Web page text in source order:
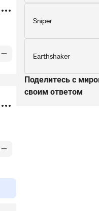
Sniper
Earthshaker
Поделитесь c
своим ответом